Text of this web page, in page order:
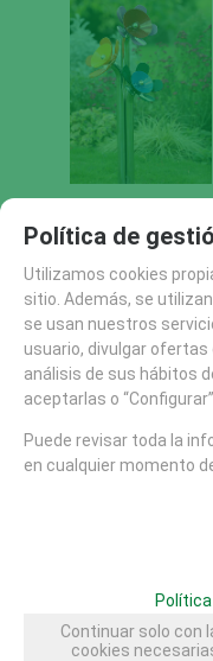
Ramillete mayor
Tambores pétalo
Daisy (A-menor)
Política de
Utilizamos cookies
sitio. Además, se
se usan nuestros
usuario, divulgar
análisis de sus hábitos
aceptarlas o
Puede revisar toda la
en cualquier momento
Continuar solo con
cookies